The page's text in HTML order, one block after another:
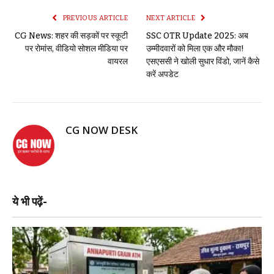
PREVIOUS ARTICLE
CG News: शहर की सड़कों पर स्कूटी
पर रोमांस, वीडियो सोशल मीडिया पर
वायरल
NEXT ARTICLE
SSC OTR Update 2025: अब
उम्मीदवारों को मिला एक और मौका!
एसएससी ने खोली सुधार विंडो, जानें कैसे
करें अपडेट
CG NOW DESK
ये भी पढ़ें-